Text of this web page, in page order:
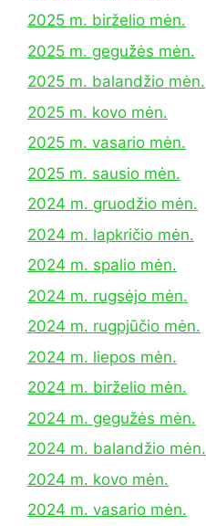
2025 m. birželio mėn.
2025 m. gegužės mėn.
2025 m. balandžio mėn.
2025 m. kovo mėn.
2025 m. vasario mėn.
2025 m. sausio mėn.
2024 m. gruodžio mėn.
2024 m. lapkričio mėn.
2024 m. spalio mėn.
2024 m. rugsėjo mėn.
2024 m. rugpjūčio mėn.
2024 m. liepos mėn.
2024 m. birželio mėn.
2024 m. gegužės mėn.
2024 m. balandžio mėn.
2024 m. kovo mėn.
2024 m. vasario mėn.